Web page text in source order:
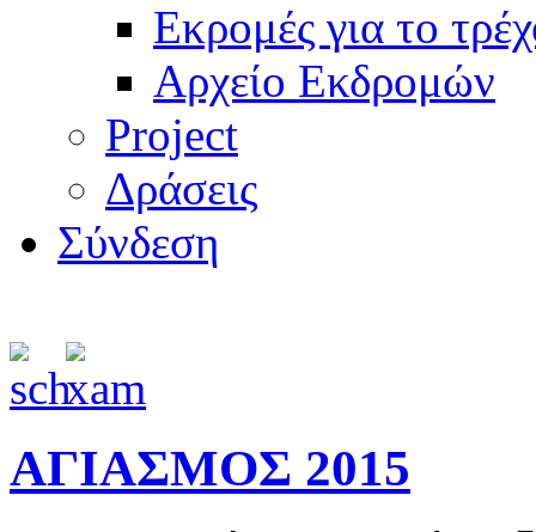
Εκρομές για το
Αρχείο Εκδρομών
Project
Δράσεις
Σύνδεση
ΑΓΙΑΣΜΟΣ 2015